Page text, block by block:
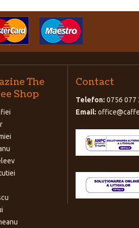
The
Shop
Contact
Telefon: 0756 077
Email: